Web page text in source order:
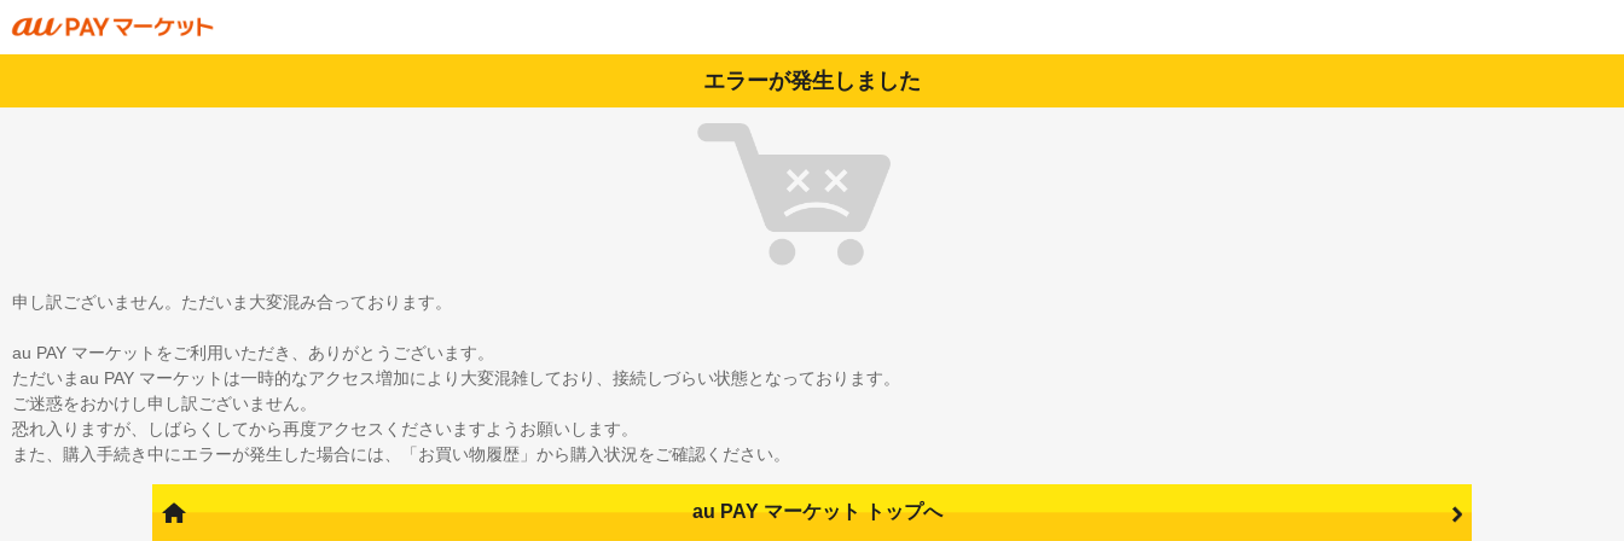
エラーが発生しました
申し訳ございません。ただいま大変混み合っております。
au PAY マーケットをご利用いただき、ありがとうございます。
ただいまau PAY マーケットは一時的なアクセス増加により大変混雑しており、接続しづらい状態となっております。
ご迷惑をおかけし申し訳ございません。
恐れ入りますが、しばらくしてから再度アクセスくださいますようお願いします。
また、購入手続き中にエラーが発生した場合には、「お買い物履歴」から購入状況をご確認ください。
au PAY マーケット トップへ